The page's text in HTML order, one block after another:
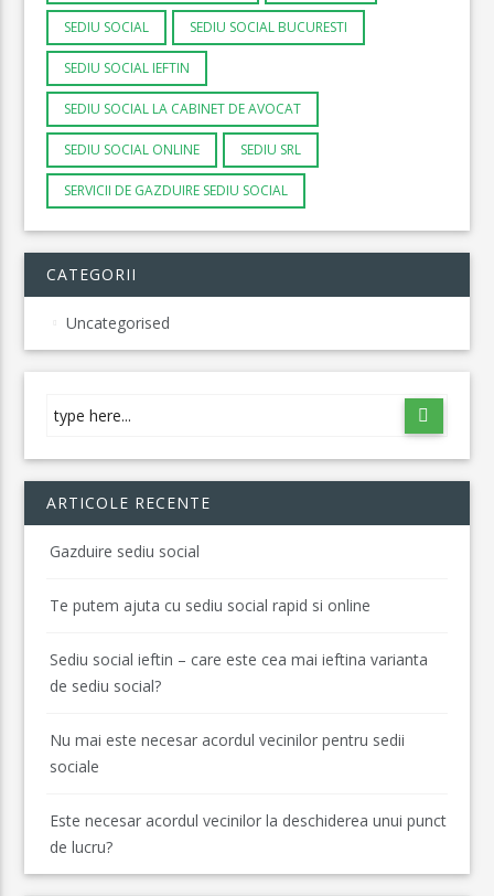
SEDIU SOCIAL SEDIU SOCIAL BUCURESTI
SEDIU SOCIAL IEFTIN
SEDIU SOCIAL LA CABINET DE AVOCAT
SEDIU SOCIAL ONLINE SEDIU SRL
SERVICII DE GAZDUIRE SEDIU SOCIAL
CATEGORII
Uncategorised
ARTICOLE RECENTE
Gazduire sediu social
Te putem ajuta cu sediu social rapid si online
Sediu social ieftin – care este cea mai ieftina varianta
de sediu social?
Nu mai este necesar acordul vecinilor pentru sedii
sociale
Este necesar acordul vecinilor la deschiderea unui punct
de lucru?